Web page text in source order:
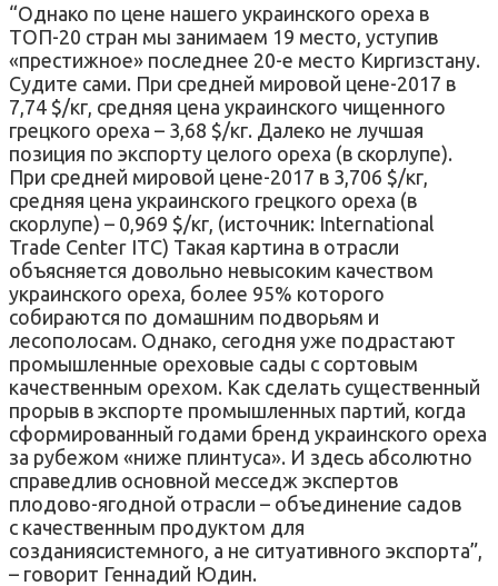
“Однако по цене нашего украинского ореха в
ТОП-20 стран мы занимаем 19 место, уступив
«престижное» последнее 20-е место Киргизстану.
Судите сами. При средней мировой цене-2017 в
7,74 $/кг, средняя цена украинского чищенного
грецкого ореха – 3,68 $/кг. Далеко не лучшая
позиция по экспорту целого ореха (в скорлупе).
При средней мировой цене-2017 в 3,706 $/кг,
средняя цена украинского грецкого ореха (в
скорлупе) – 0,969 $/кг, (источник: International
Trade Center ITC) Такая картина в отрасли
объясняется довольно невысоким качеством
украинского ореха, более 95% которого
собираются по домашним подворьям и
лесополосам. Однако, сегодня уже подрастают
промышленные ореховые сады с сортовым
качественным орехом. Как сделать существенный
прорыв в экспорте промышленных партий, когда
сформированный годами бренд украинского ореха
за рубежом «ниже плинтуса». И здесь абсолютно
справедлив основной месседж экспертов
плодово-ягодной отрасли – объединение садов
с качественным продуктом для
созданиясистемного, а не ситуативного экспорта”,
– говорит Геннадий Юдин.